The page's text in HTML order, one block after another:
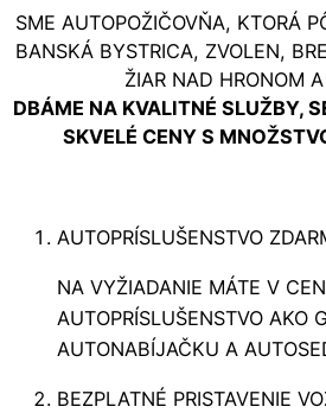
SME AUTOPOŽIČOVŇA, KTORÁ
BANSKÁ BYSTRICA, ZVOLEN,
ŽIAR NAD HRONOM
DBÁME NA KVALITNÉ SLUŽBY,
SKVELÉ CENY S
AUTOPRÍSLUŠENSTVO
NA VYŽIADANIE MÁTE V
AUTOPRÍSLUŠENSTVO AKO
AUTONABÍJAČKU A
BEZPLATNÉ PRISTAVENIE